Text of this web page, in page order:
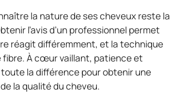
la nature de ses cheveux reste la
l’avis d’un professionnel permet
réagit différemment, et la technique
À cœur vaillant, patience et
la différence pour obtenir une
la qualité du cheveu.